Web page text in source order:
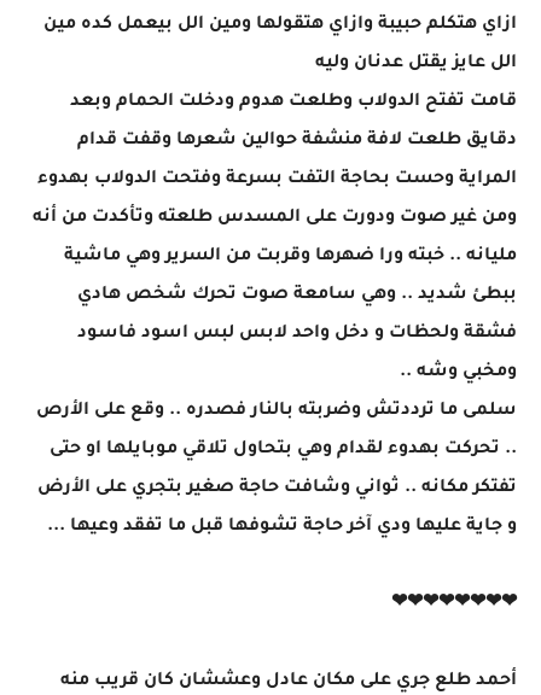
ازاي هتكلم حبيبة وازاي هتقولها ومين الل بيعمل كده مين
الل عايز يقتل عدنان وليه
قامت تفتح الدولاب وطلعت هدوم ودخلت الحمام وبعد
دقايق طلعت لافة منشفة حوالين شعرها وقفت قدام
المراية وحست بحاجة التفت بسرعة وفتحت الدولاب بهدوء
ومن غير صوت ودورت على المسدس طلعته وتأكدت من أنه
مليانه .. خبته ورا ضهرها وقربت من السرير وهي ماشية
ببطئ شديد .. وهي سامعة صوت تحرك شخص هادي
فشقة ولحظات و دخل واحد لابس لبس اسود فاسود
ومخبي وشه ..
سلمى ما ترددتش وضربته بالنار فصدره .. وقع على الأرص
.. تحركت بهدوء لقدام وهي بتحاول تلاقي موبايلها او حتى
تفتكر مكانه .. ثواني وشافت حاجة صغير بتجري على الأرض
و جاية عليها ودي آخر حاجة تشوفها قبل ما تفقد وعيها ...
❤❤❤❤❤❤❤❤
أحمد طلع جري على مكان عادل وعششان كان قريب منه